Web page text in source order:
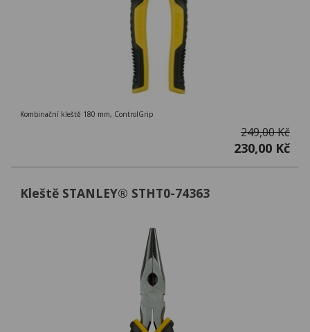
Kombinační kleště 180 mm, ControlGrip
249,00 Kč
230,00 Kč
Kleště STANLEY® STHT0-74363